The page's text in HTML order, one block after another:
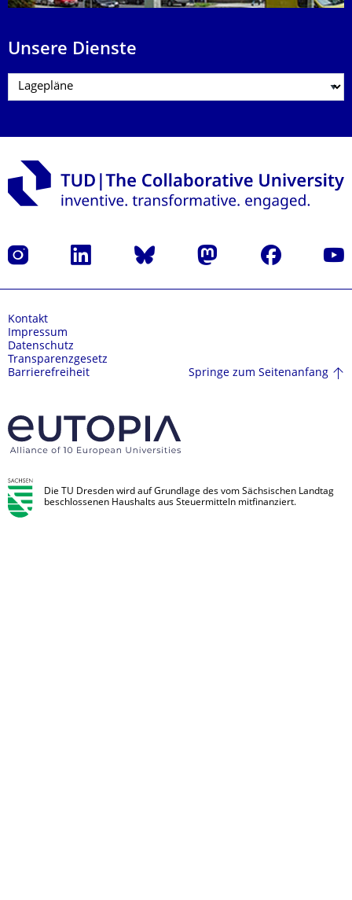
Unsere Dienste
Instagram LinkedIn Bluesky Mastodon Facebook
Kontakt
Impressum
Datenschutz
Transparenzgesetz
Barrierefreiheit
Springe zum Seitenanfang
Die TU Dresden wird auf Grundlage des vom Sächsischen Landtag
beschlossenen Haushalts aus Steuermitteln mitfinanziert.